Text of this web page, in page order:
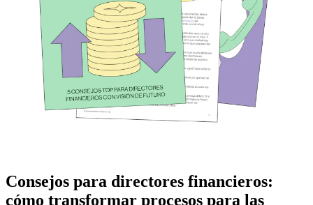
Consejos para directores financieros:
cómo transformar procesos para las